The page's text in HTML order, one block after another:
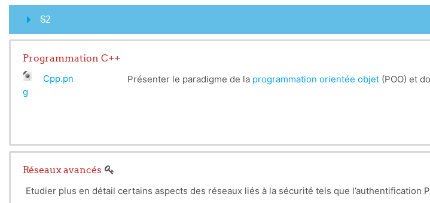
S2
Programmation C++
Cpp.pn
g
Présenter le paradigme de la programmation orientée objet (POO) et
Réseaux avancés
Etudier plus en détail certains aspects des réseaux liés à la sécurité tels que l’authentification